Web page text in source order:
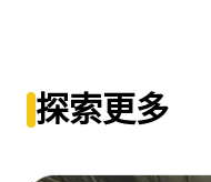
探索更多